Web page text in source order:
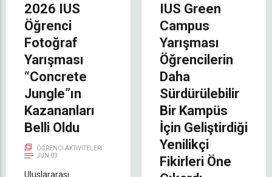
2026 IUS
Öğrenci
Fotoğraf
Yarışması
“Concrete
Jungle”ın
Kazananları
Belli Oldu
ÖĞRENCI AKTIVITELERI
JUN 03
Uluslararası
IUS Green
Campus
Yarışması
Öğrencilerin
Daha
Sürdürülebilir
Bir Kampüs
İçin Geliştirdiği
Yenilikçi
Fikirleri Öne